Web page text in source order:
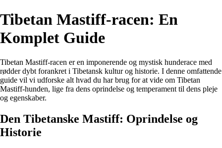
Tibetan Mastiff-racen: En
Komplet Guide
Tibetan Mastiff-racen er en imponerende og mystisk hunderace med
rødder dybt forankret i Tibetansk kultur og historie. I denne omfattende
guide vil vi udforske alt hvad du har brug for at vide om Tibetan
Mastiff-hunden, lige fra dens oprindelse og temperament til dens pleje
og egenskaber.
Den Tibetanske Mastiff: Oprindelse og
Historie